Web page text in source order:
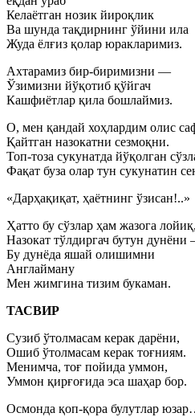
Келаётган нозик йироқлик
Ва шунда тақдирнинг ўйини ила
Жуда ёлғиз қолар юракларимиз.
Ахтарамиз бир-биримизни —
Ўзимизни йўқотиб қўйгач
Кашфиётлар қила бошлаймиз.
О, мен қандай хоҳлардим олис
Қайтган назокатни сезмоқни.
Топ-тоза сукунатда йўқолган
Фақат буза олар тун сукунатин
«Дарҳақиқат, ҳаётнинг ўзисан!..»
Ҳатто бу сўзлар ҳам жазога лойиқ,
Назокат тўлдиргач бутун
Бу дунёда яшай олишимни
Англайману
Мен жимгина тизим букаман.
ТАСВИР
Сузиб ўтолмасам керак дарёни,
Ошиб ўтолмасам керак тоғниям.
Менимча, тоғ пойида уммон,
Уммон қирғоғида эса шаҳар бор.
Осмонда қоп-қора булутлар